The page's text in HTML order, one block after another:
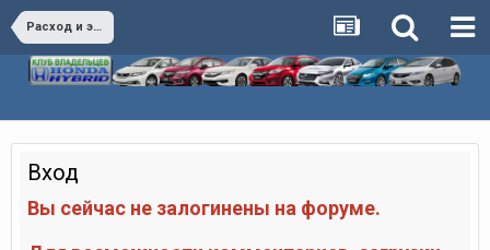
Расход и экономия Honda Hybrid
Вход
Вы сейчас не залогинены на форуме.